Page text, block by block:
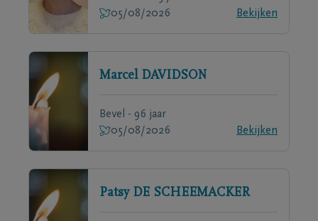
05/08/2026
Bekijken
Marcel DAVIDSON
Bevel - 96 jaar
05/08/2026
Bekijken
Patsy DE SCHEEMACKER